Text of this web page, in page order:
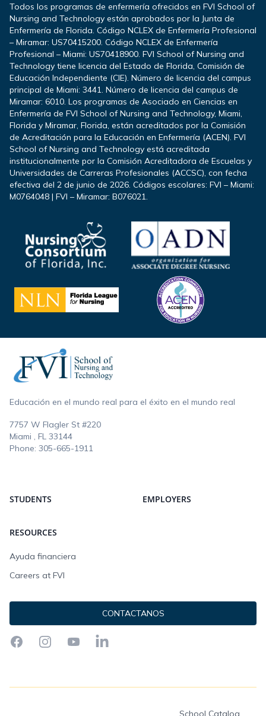
Todos los programas de enfermería ofrecidos en FVI School of
Nursing and Technology están aprobados por la Junta de
Enfermería de Florida. Código NCLEX de Enfermería Profesional
– Miramar: US70415200. Código NCLEX de Enfermería
Profesional – Miami: US70418900. FVI School of Nursing and
Technology tiene licencia del Estado de Florida, Comisión de
Educación Independiente (CIE). Número de licencia del campus
principal de Miami: 3441. Número de licencia del campus de
Miramar: 6010. Los programas de Asociado en Ciencias en
Enfermería de FVI School of Nursing and Technology, Miami,
Florida y Miramar, Florida, están acreditados por la Comisión
de Acreditación para la Educación en Enfermería (ACEN). FVI
School of Nursing and Technology está acreditada
institucionalmente por la Comisión Acreditadora de Escuelas y
Universidades de Carreras Profesionales (ACCSC), con fecha
efectiva del 2 de junio de 2026. Códigos escolares: FVI – Miami:
M0764048 | FVI – Miramar: B076021.
Educación en el mundo real para el éxito en el mundo real
7757 W Flagler St #220
Miami , FL 33144
Phone: 305-665-1911
STUDENTS EMPLOYERS
RESOURCES
Ayuda financiera
Careers at FVI
CONTACTANOS
FacebookInstagramYouTubeLinkedIn
School Catalog